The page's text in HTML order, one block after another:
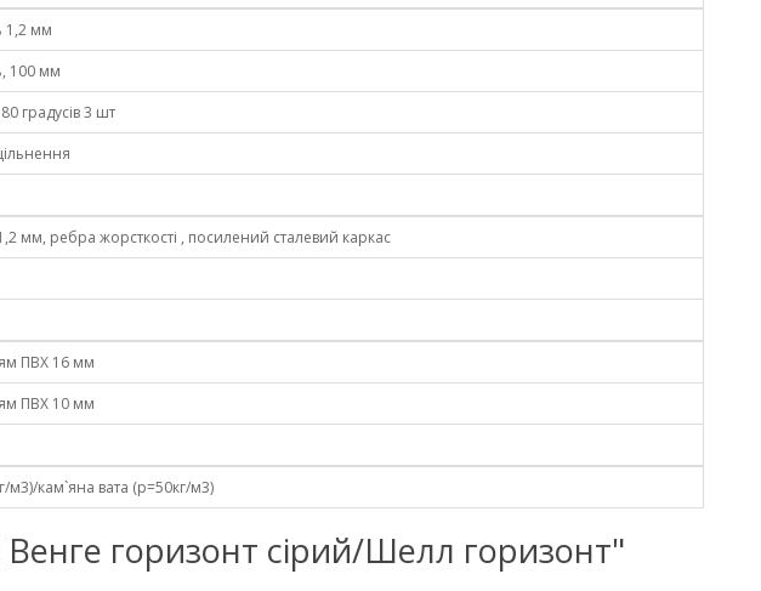
1,2 мм
100 мм
градусів 3 шт
мм, ребра жорсткості , посилений сталевий каркас
ПВХ 16 мм
ПВХ 10 мм
м3)/кам`яна вата (р=50кг/м3)
Венге горизонт сірий/Шелл горизонт"